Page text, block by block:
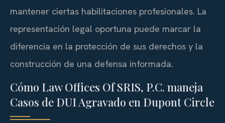
mantener ciertas habilitaciones profesionales. La
representación legal oportuna puede marcar la
diferencia en la protección de sus derechos y la
construcción de una defensa informada.
Cómo Law Offices Of SRIS, P.C. maneja
Casos de DUI Agravado en Dupont Circle